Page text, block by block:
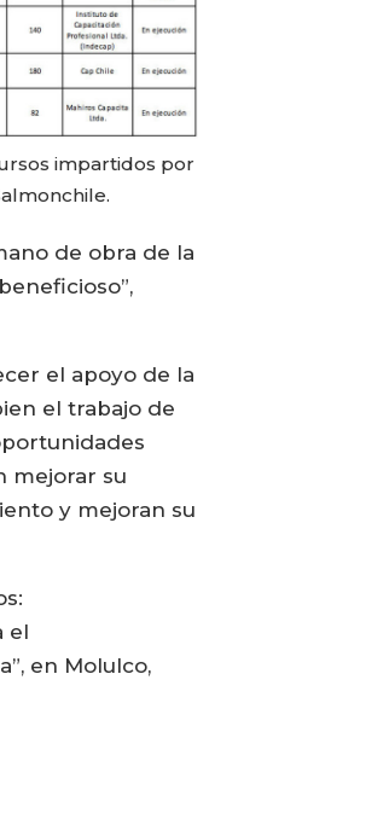
impartidos por
de obra de la
el apoyo de la
el trabajo de
mejorar su
y mejoran su
el
en Molulco,